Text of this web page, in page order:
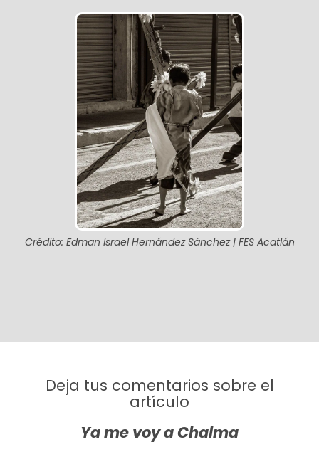
Crédito: Edman Israel Hernández Sánchez | FES Acatlán
Deja tus comentarios sobre el
artículo
Ya me voy a Chalma